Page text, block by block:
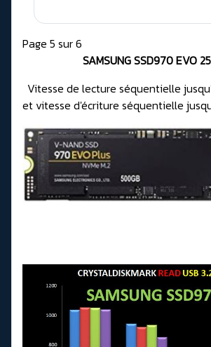
Page 5 sur 6
SAMSUNG SSD970 EVO
Vitesse de lecture séquentielle
et vitesse d'écriture séquentielle